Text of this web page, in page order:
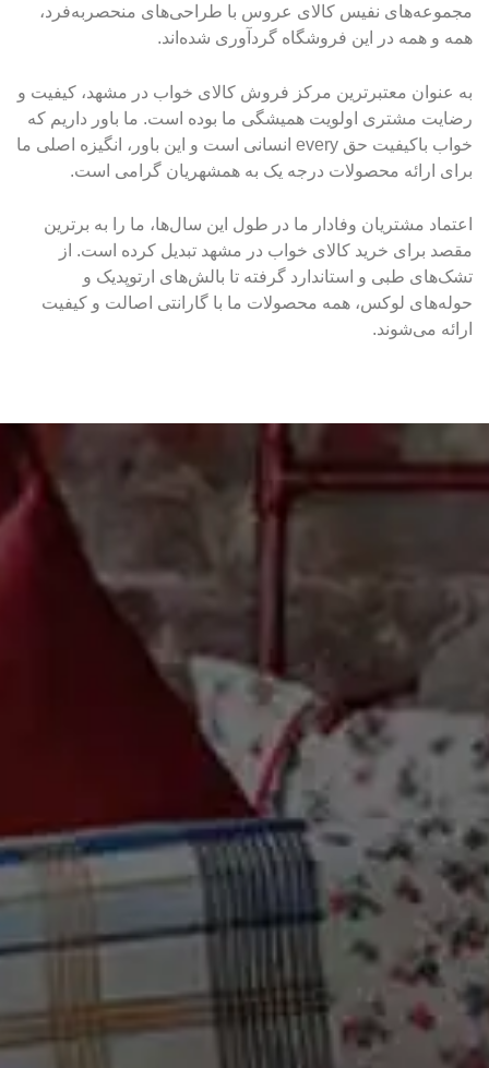
مجموعه‌های نفیس کالای عروس با طراحی‌های منحصربه‌فرد،
همه و همه در این فروشگاه گردآوری شده‌اند.
به عنوان معتبرترین مرکز فروش کالای خواب در مشهد، کیفیت و
رضایت مشتری اولویت همیشگی ما بوده است. ما باور داریم که
خواب باکیفیت حق every انسانی است و این باور، انگیزه اصلی ما
برای ارائه محصولات درجه یک به همشهریان گرامی است.
اعتماد مشتریان وفادار ما در طول این سال‌ها، ما را به برترین
مقصد برای خرید کالای خواب در مشهد تبدیل کرده است. از
تشک‌های طبی و استاندارد گرفته تا بالش‌های ارتوپدیک و
حوله‌های لوکس، همه محصولات ما با گارانتی اصالت و کیفیت
ارائه می‌شوند.